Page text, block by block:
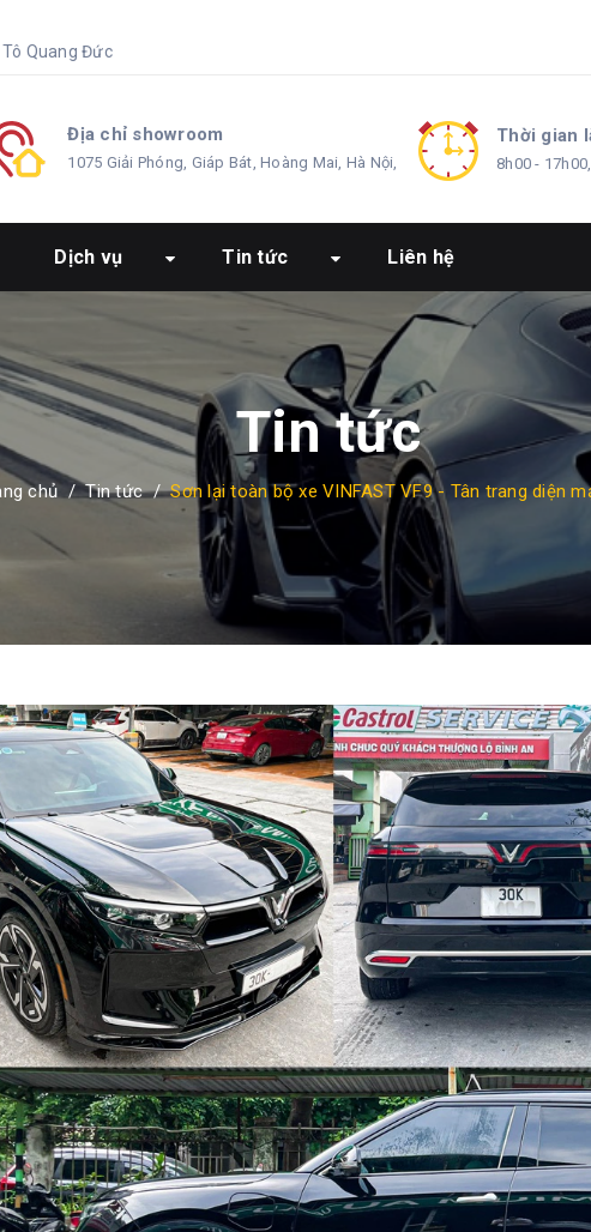
Quang Đức
Địa chỉ showroom
1075 Giải Phóng, Giáp Bát, Hoàng Mai, Hà Nội,
Thời gian
8h00 -
Dịch vụ Tin tức Liên hệ
Tin tức
chủ / Tin tức / Sơn lại toàn bộ xe VINFAST VF9 - Tân trang diện